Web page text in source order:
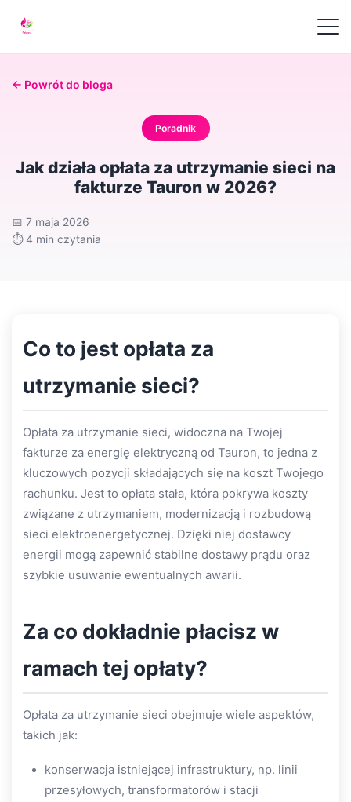
← Powrót do bloga
Poradnik
Jak działa opłata za utrzymanie sieci na
fakturze Tauron w 2026?
📅 7 maja 2026
⏱️4 min czytania
Co to jest opłata za
utrzymanie sieci?
Opłata za utrzymanie sieci, widoczna na Twojej
fakturze za energię elektryczną od Tauron, to jedna z
kluczowych pozycji składających się na koszt Twojego
rachunku. Jest to opłata stała, która pokrywa koszty
związane z utrzymaniem, modernizacją i rozbudową
sieci elektroenergetycznej. Dzięki niej dostawcy
energii mogą zapewnić stabilne dostawy prądu oraz
szybkie usuwanie ewentualnych awarii.
Za co dokładnie płacisz w
ramach tej opłaty?
Opłata za utrzymanie sieci obejmuje wiele aspektów,
takich jak:
konserwacja istniejącej infrastruktury, np. linii
przesyłowych, transformatorów i stacji